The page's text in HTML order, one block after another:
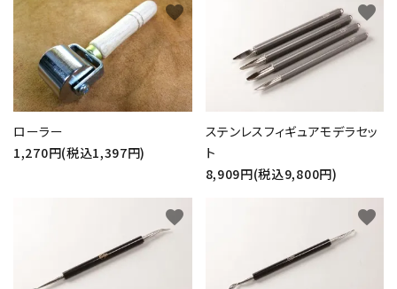
ローラー
1,270円(税込1,397円)
favorite
ステンレスフィギュアモデラセッ
ト
8,909円(税込9,800円)
favorite
favorite favorite